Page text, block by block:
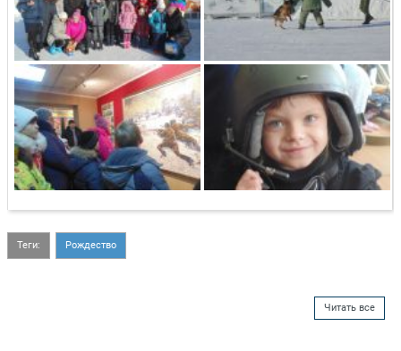
Теги: Рождество
Читать все